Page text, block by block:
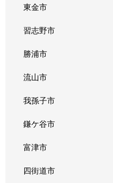
東金市
習志野市
勝浦市
流山市
我孫子市
鎌ケ谷市
富津市
四街道市